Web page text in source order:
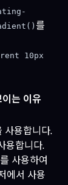
를
10px
는 이유
사용합니다.
용합니다.
를 사용하여
에서 사용